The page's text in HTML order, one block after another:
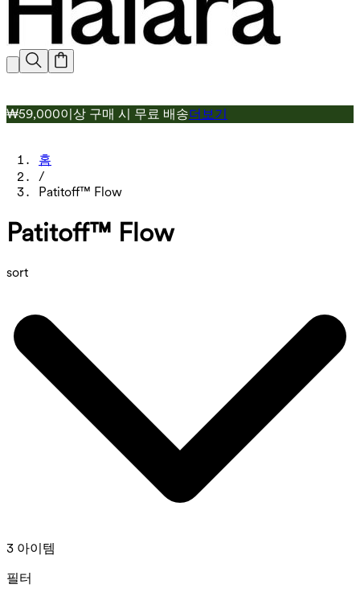
₩59,000이상 구매 시 무료 배송더보기
홈
/
Patitoff™ Flow
Patitoff™ Flow
sort
3 아이템
필터